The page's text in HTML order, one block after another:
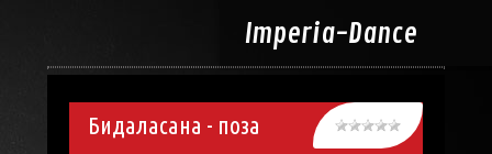
Imperia-Dance
Бидаласана - поза